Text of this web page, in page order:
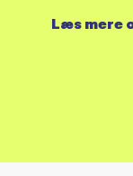
Læs mere